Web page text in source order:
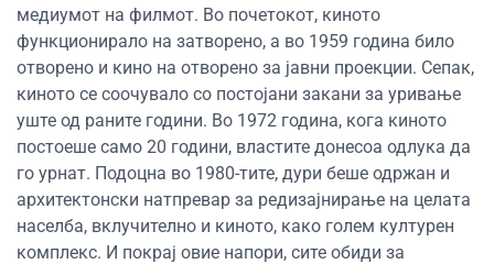
медиумот на филмот. Во почетокот, киното
функционирало на затворено, а во 1959 година било
отворено и кино на отворено за јавни проекции. Сепак,
киното се соочувало со постојани закани за уривање
уште од раните години. Во 1972 година, кога киното
постоеше само 20 години, властите донесоа одлука да
го урнат. Подоцна во 1980-тите, дури беше одржан и
архитектонски натпревар за редизајнирање на целата
населба, вклучително и киното, како голем културен
комплекс. И покрај овие напори, сите обиди за